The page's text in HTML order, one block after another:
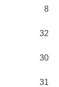
8
32
30
31